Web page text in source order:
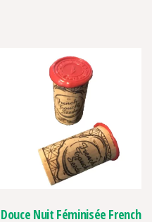
Douce Nuit Féminisée French